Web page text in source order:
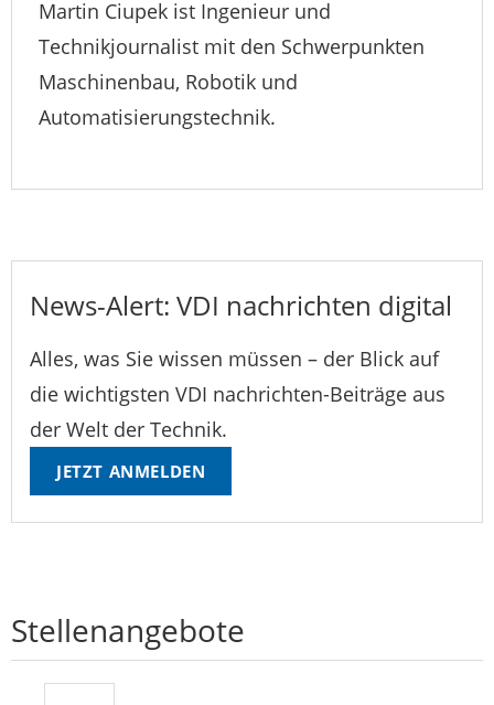
Martin Ciupek ist Ingenieur und
Technikjournalist mit den Schwerpunkten
Maschinenbau, Robotik und
Automatisierungstechnik.
News-Alert: VDI nachrichten digital
Alles, was Sie wissen müssen – der Blick auf
die wichtigsten VDI nachrichten-Beiträge aus
der Welt der Technik.
JETZT ANMELDEN
Stellenangebote